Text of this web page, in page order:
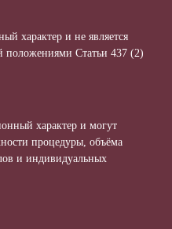
характер и не является
положениями Статьи 437 (2)
характер и могут
процедуры, объёма
и индивидуальных